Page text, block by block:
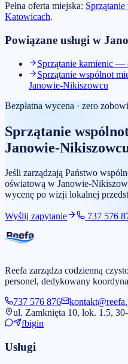
Pełna oferta miejska:
Katowicach.
Powiązane usługi w
Sprzątanie kamienic —
Sprzątanie wspólnot
Janowie-Nikiszowcu
Bezpłatna wycena · zero
Sprzątanie
Janowie-
Jeśli zarządzają Państwo
oświatową w Janowie-
wycenę po wizji lokalnej
Wyślij zapytanie 737 576
Reefa zarządza codzienną
personel, dedykowany
737 576 876
ul. Zamknięta 10, lok. 1.5,
fbigin
Usługi